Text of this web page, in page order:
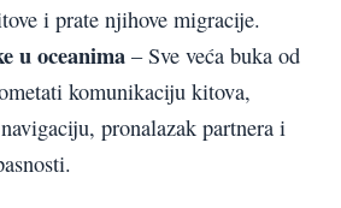
i prate njihove migracije.
u oceanima – Sve veća buka od
komunikaciju kitova,
pronalazak partnera i